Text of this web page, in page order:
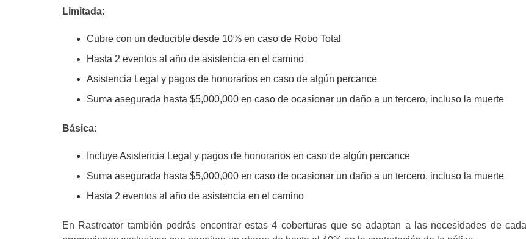
Limitada:
Cubre con un deducible desde 10% en caso de Robo Total
Hasta 2 eventos al año de asistencia en el camino
Asistencia Legal y pagos de honorarios en caso de algún percance
Suma asegurada hasta $5,000,000 en caso de ocasionar un daño a un tercero, incluso la muerte
Básica:
Incluye Asistencia Legal y pagos de honorarios en caso de algún percance
Suma asegurada hasta $5,000,000 en caso de ocasionar un daño a un tercero, incluso la muerte
Hasta 2 eventos al año de asistencia en el camino
En Rastreator también podrás encontrar estas 4 coberturas que se adaptan a las necesidades de